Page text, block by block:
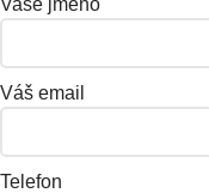
Vaše jméno
Váš email
Telefon